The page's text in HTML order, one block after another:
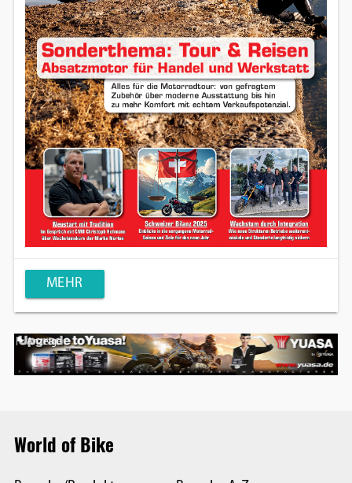
MEHR
Anzeige
World of Bike